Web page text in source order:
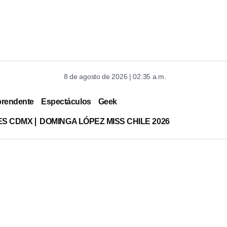
8 de agosto de 2026 | 02:35 a.m.
Espectáculos Geek
CDMX DOMINGA LÓPEZ MISS CHILE 2026